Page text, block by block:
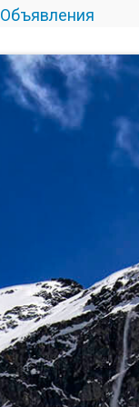
Объявления